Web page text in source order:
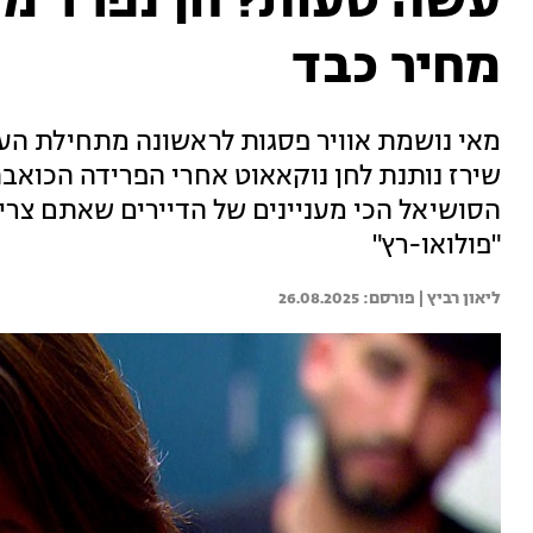
מחיר כבד
מאי נושמת אוויר פסגות לראשונה מתחילת
שירז נותנת לחן נוקאאוט אחרי הפרידה
הסושיאל הכי מעניינים של הדיירים שאתם
"פולואו-רץ"
ליאון רביץ | 26.08.2025